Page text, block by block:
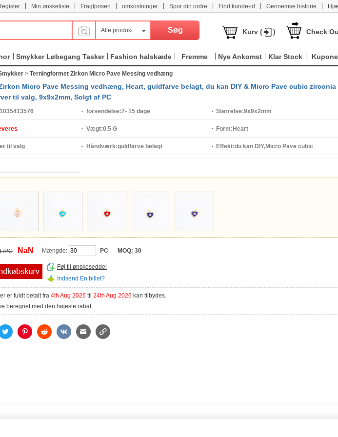
Min ønskeliste Fragtprisen omkostninger Spor din ordre Find kunde-id Gennemse historie
Alle produkt Kurv ( ) Check
Smykker Løbegang Tasker Fashion halskæde Fremme Nye Ankomst Klar Stock
> Terningformet Zirkon Micro Pave Messing vedhæng
Micro Pave Messing vedhæng, Heart, guldfarve belagt, du kan DIY & Micro Pave cubic zirconia
til valg, 9x9x2mm, Solgt af PC
forsendelse:7- 15 dage Størrelse:9x9x2mm
Vægt:0.5 G Form: Heart
til valg Håndværk:guldfarve belagt Effekt:du kan DIY,Micro Pave cubic
/PC NaN Mængde: PC MOQ: 30
Føj til ønskeseddel
Indsend En billet?
er fuldt betalt fra 4th Aug 2026 til 24th Aug 2026 kan tilbydes.
beregnet med den højeste rabat.